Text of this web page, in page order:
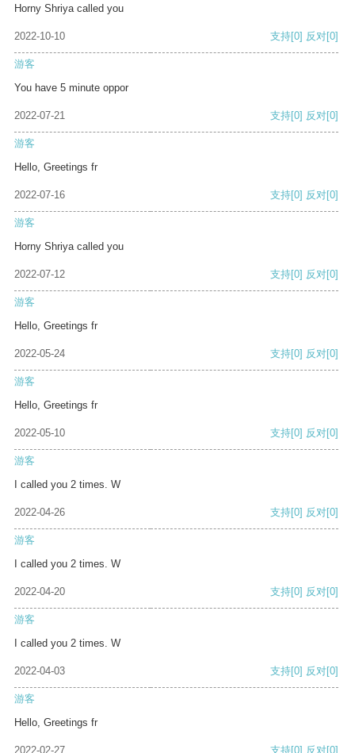
Horny Shriya called you
2022-10-10 支持[0] 反对[0]
游客
You have 5 minute oppor
2022-07-21 支持[0] 反对[0]
游客
Hello, Greetings fr
2022-07-16 支持[0] 反对[0]
游客
Horny Shriya called you
2022-07-12 支持[0] 反对[0]
游客
Hello, Greetings fr
2022-05-24 支持[0] 反对[0]
游客
Hello, Greetings fr
2022-05-10 支持[0] 反对[0]
游客
I called you 2 times. W
2022-04-26 支持[0] 反对[0]
游客
I called you 2 times. W
2022-04-20 支持[0] 反对[0]
游客
I called you 2 times. W
2022-04-03 支持[0] 反对[0]
游客
Hello, Greetings fr
2022-02-27 支持[0] 反对[0]